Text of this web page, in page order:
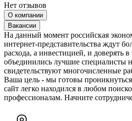
Нет отзывов
О компании
Вакансии
На данный момент российская
интернет-представительства ждут
расхода, а инвестицией, и
объединились лучшие специалисты
свидетельствуют многочисленные
Ваша цель - мы готовы
сайт легко находился в любом
профессионалам. Начните